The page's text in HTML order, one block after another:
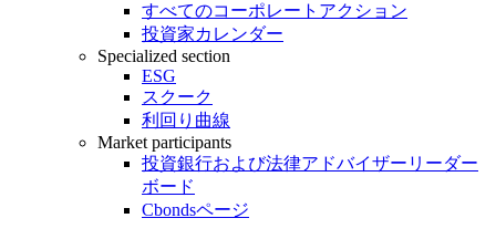
すべてのコーポレートアクション
投資家カレンダー
Specialized section
ESG
スクーク
利回り曲線
Market participants
投資銀行および法律アドバイザーリーダー
ボード
Cbondsページ